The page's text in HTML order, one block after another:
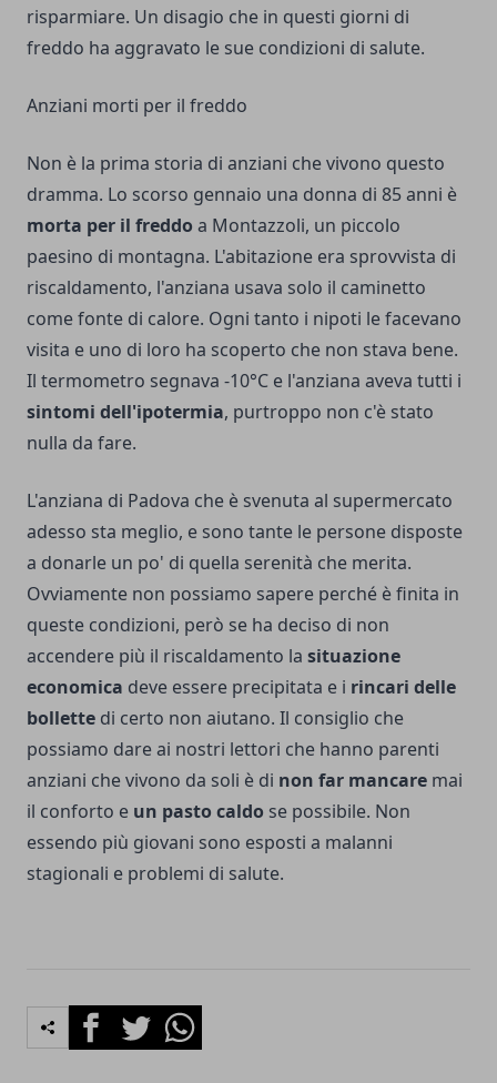
risparmiare. Un disagio che in questi giorni di
freddo ha aggravato le sue condizioni di salute.
Anziani morti per il freddo
Non è la prima storia di anziani che vivono questo
dramma. Lo scorso gennaio una donna di 85 anni è
morta per il freddo a Montazzoli, un piccolo
paesino di montagna. L'abitazione era sprovvista di
riscaldamento, l'anziana usava solo il caminetto
come fonte di calore. Ogni tanto i nipoti le facevano
visita e uno di loro ha scoperto che non stava bene.
Il termometro segnava -10°C e l'anziana aveva tutti i
sintomi dell'ipotermia, purtroppo non c'è stato
nulla da fare.
L'anziana di Padova che è svenuta al supermercato
adesso sta meglio, e sono tante le persone disposte
a donarle un po' di quella serenità che merita.
Ovviamente non possiamo sapere perché è finita in
queste condizioni, però se ha deciso di non
accendere più il riscaldamento la situazione
economica deve essere precipitata e i rincari delle
bollette di certo non aiutano. Il consiglio che
possiamo dare ai nostri lettori che hanno parenti
anziani che vivono da soli è di non far mancare mai
il conforto e un pasto caldo se possibile. Non
essendo più giovani sono esposti a malanni
stagionali e problemi di salute.
FacebookTwitterWhatsapp